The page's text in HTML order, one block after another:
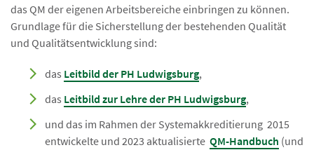
das QM der eigenen Arbeitsbereiche einbringen zu können.
Grundlage für die Sicherstellung der bestehenden Qualität
und Qualitätsentwicklung sind:
das Leitbild der PH Ludwigsburg,
das Leitbild zur Lehre der PH Ludwigsburg,
und das im Rahmen der Systemakkreditierung 2015
entwickelte und 2023 aktualisierte QM-Handbuch (und